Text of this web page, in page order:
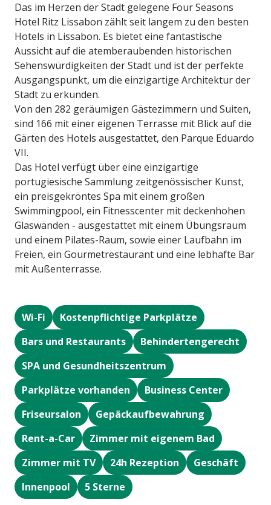
Das im Herzen der Stadt gelegene Four Seasons
Hotel Ritz Lissabon zählt seit langem zu den besten
Hotels in Lissabon. Es bietet eine fantastische
Aussicht auf die atemberaubenden historischen
Sehenswürdigkeiten der Stadt und ist der perfekte
Ausgangspunkt, um die einzigartige Architektur der
Stadt zu erkunden.
Von den 282 geräumigen Gästezimmern und Suiten,
sind 166 mit einer eigenen Terrasse mit Blick auf die
Gärten des Hotels ausgestattet, den Parque Eduardo
VII.
Das Hotel verfügt über eine einzigartige
portugiesische Sammlung zeitgenössischer Kunst,
ein preisgekröntes Spa mit einem großen
Swimmingpool, ein Fitnesscenter mit deckenhohen
Glaswänden - ausgestattet mit einem Übungsraum
und einem Pilates-Raum, sowie einer Laufbahn im
Freien, ein Gourmetrestaurant und eine lebhafte Bar
mit Außenterrasse.
Wi-Fi
Kostenpflichtige Parkplätze
Bars und Restaurants
Behindertengerecht
SPA und Gesundheitszentrum
Parkplätze vorhanden
Business Center
Friseursalon
Gepäckaufbewahrung
Rent-a-Car
Zimmer mit eigenem Bad
Zimmer mit TV
24h Rezeption
Geschäft
Innenpool
5 Sterne